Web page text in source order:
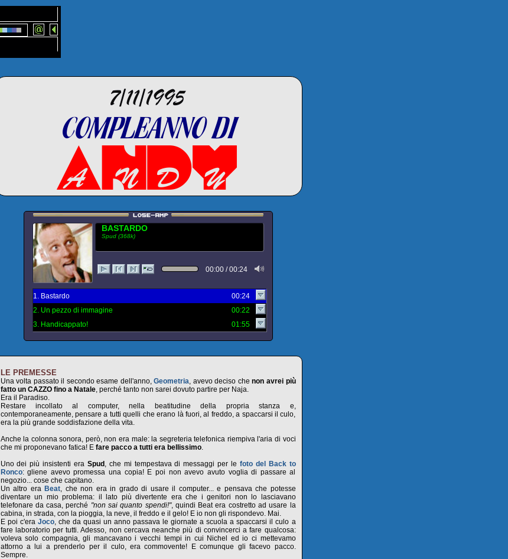
BASTARDO
Spud (368k)
00:00 / 00:24
1. Bastardo
00:24
2. Un pezzo di immagine
00:22
3. Handicappato!
01:55
LE PREMESSE
Una volta passato il secondo esame dell'anno,Geometria, avevo deciso chenon avrei più
fatto un CAZZO fino a Natale, perché tanto non sarei dovuto partire per Naja.
Era il Paradiso.
Restare incollato al computer, nella beatitudine della propria stanza e,
contemporaneamente, pensare a tutti quelli che erano là fuori, al freddo, a spaccarsi il culo,
era la più grande soddisfazione della vita.
Anche la colonna sonora, però, non era male: la segreteria telefonica riempiva l'aria di voci
che mi proponevano fatica! E fare pacco a tutti era bellissimo.
Uno dei più insistenti era Spud , che mi tempestava di messaggi per le foto del Back to
Ronco: gliene avevo promessa una copia! E poi non avevo avuto voglia di passare al
negozio... cose che capitano.
Un altro era Beat, che non era in grado di usare il computer... e pensava che potesse
diventare un mio problema: il lato più divertente era che i genitori non lo lasciavano
telefonare da casa, perché "non sai quanto spendi!", quindi Beat era costretto ad usare la
cabina, in strada, con la pioggia, la neve, il freddo e il gelo! E io non gli rispondevo. Mai.
E poi c'era Joco, che da quasi un anno passava le giornate a scuola a spaccarsi il culo a
fare laboratorio per tutti. Adesso, non cercava neanche più di convincerci a fare qualcosa:
voleva solo compagnia, gli mancavano i vecchi tempi in cui Nichel ed io ci mettevamo
attorno a lui a prenderlo per il culo, era commovente! E comunque gli facevo pacco.
Sempre.